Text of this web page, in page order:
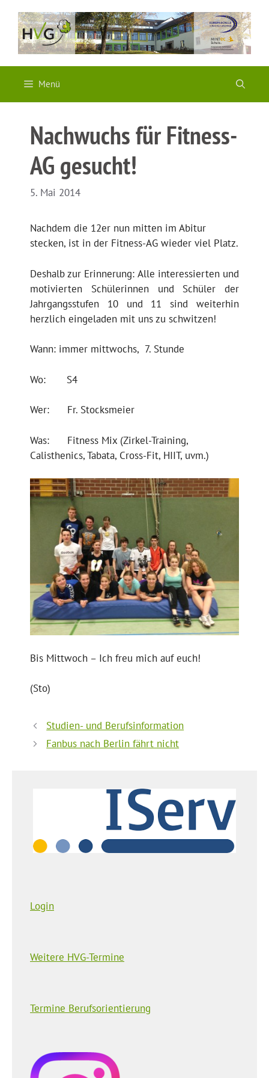
Inhalt
springen
Menü
Nachwuchs für Fitness-
AG gesucht!
5. Mai 2014
Nachdem die 12er nun mitten im Abitur
stecken, ist in der Fitness-AG wieder viel Platz.
Deshalb zur Erinnerung: Alle interessierten und
motivierten Schülerinnen und Schüler der
Jahrgangsstufen 10 und 11 sind weiterhin
herzlich eingeladen mit uns zu schwitzen!
Wann: immer mittwochs, 7. Stunde
Wo: S4
Wer: Fr. Stocksmeier
Was: Fitness Mix (Zirkel-Training,
Calisthenics, Tabata, Cross-Fit, HIIT, uvm.)
Bis Mittwoch – Ich freu mich auf euch!
(Sto)
Studien- und Berufsinformation
Fanbus nach Berlin fährt nicht
Login
Weitere HVG-Termine
Termine Berufsorientierung